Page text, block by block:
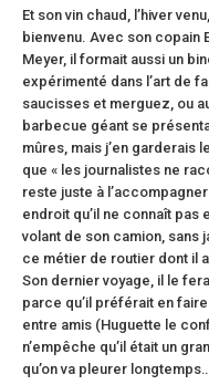
Et son vin chaud, l’hiver
bienvenu. Avec son copain
Meyer, il formait aussi un
expérimenté dans l’art de
saucisses et merguez, ou
barbecue géant se
mûres, mais j’en garderais
que « les journalistes ne
reste juste à
endroit qu’il ne connaît pas
volant de son camion, sans
ce métier de routier dont il
Son dernier voyage, il le
parce qu’il préférait en
entre amis (Huguette le
n’empêche qu’il était un
qu’on va pleurer